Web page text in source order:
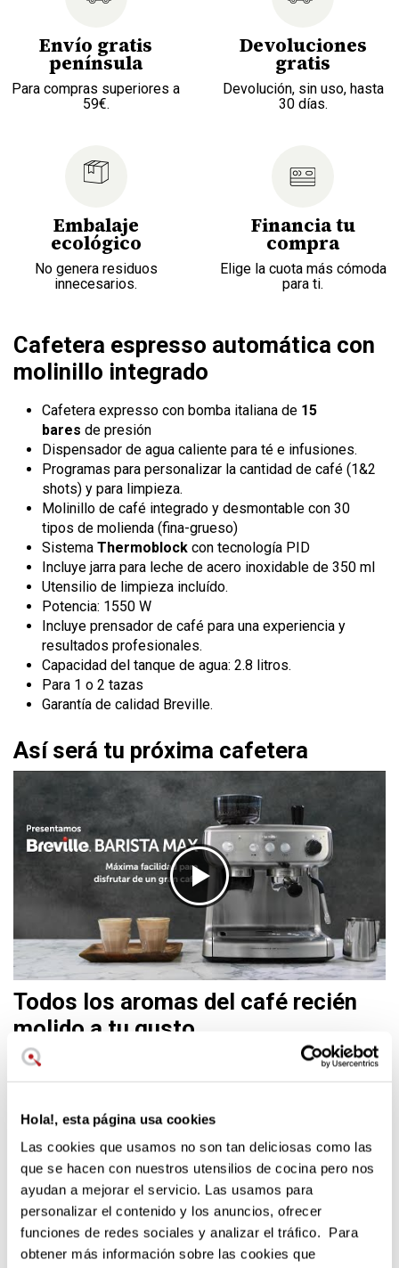
Hola!, esta página usa cookies
Las cookies que usamos no son tan deliciosas como las
que se hacen con nuestros utensilios de cocina pero nos
ayudan a mejorar el servicio. Las usamos para
personalizar el contenido y los anuncios, ofrecer
funciones de redes sociales y analizar el tráfico. Para
obtener más información sobre las cookies que
Envío gratis
península
Para compras superiores a
59€.
Devoluciones
gratis
Devolución, sin uso, hasta
30 días.
Embalaje
ecológico
No genera residuos
innecesarios.
Financia tu
compra
Elige la cuota más cómoda
para ti.
Cafetera espresso automática con
molinillo integrado
Cafetera expresso con bomba italiana de 15
bares de presión
Dispensador de agua caliente para té e infusiones.
Programas para personalizar la cantidad de café (1&2
shots) y para limpieza.
Molinillo de café integrado y desmontable con 30
tipos de molienda (fina-grueso)
Sistema Thermoblock con tecnología PID
Incluye jarra para leche de acero inoxidable de 350 ml
Utensilio de limpieza incluído.
Potencia: 1550 W
Incluye prensador de café para una experiencia y
resultados profesionales.
Capacidad del tanque de agua: 2.8 litros.
Para 1 o 2 tazas
Garantía de calidad Breville.
Así será tu próxima cafetera
Todos los aromas del café recién
molido a tu gusto
Los amantes del café encontrarán en esta cafetera
desmontable, te ofrece hasta 30 posibilidades de ajuste
grano que quieras disfrutar.
Con el dispensador de calor fabricado en acero inoxidable,
podrás calentar leche o agua para infusiones de manera
rápida y eficiente. Además, la cafetera expresso Breville
Barista Max viene con una aguja de limpieza para que